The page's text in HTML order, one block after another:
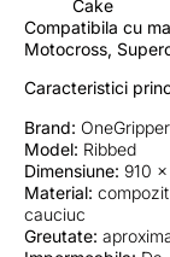
Cake
Compatibila cu
Motocross,
Caracteristici
Brand: OneGripper
Model: Ribbed
Dimensiune: 910
Material:
cauciuc
Greutate: